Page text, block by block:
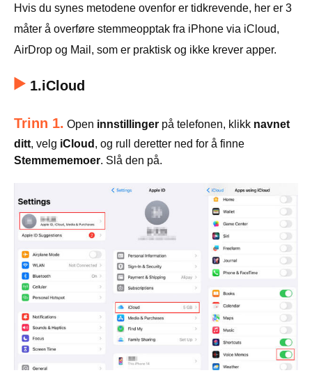
Hvis du synes metodene ovenfor er tidkrevende, her er 3
måter å overføre stemmeopptak fra iPhone via iCloud,
AirDrop og Mail, som er praktisk og ikke krever apper.
1.iCloud
Trinn 1. Open innstillinger på telefonen, klikk navnet
ditt, velg iCloud , og rull deretter ned for å finne
Stemmememoer. Slå den på.